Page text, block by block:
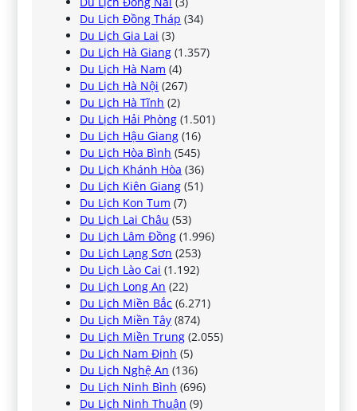
Du Lịch Đồng Tháp (34)
Du Lịch Gia Lai (3)
Du Lịch Hà Giang (1.357)
Du Lịch Hà Nam (4)
Du Lịch Hà Nội (267)
Du Lịch Hà Tĩnh (2)
Du Lịch Hải Phòng (1.501)
Du Lịch Hậu Giang (16)
Du Lịch Hòa Bình (545)
Du Lịch Khánh Hòa (36)
Du Lịch Kiên Giang (51)
Du Lịch Kon Tum (7)
Du Lịch Lai Châu (53)
Du Lịch Lâm Đồng (1.996)
Du Lịch Lạng Sơn (253)
Du Lịch Lào Cai (1.192)
Du Lịch Long An (22)
Du Lịch Miền Bắc (6.271)
Du Lịch Miền Tây (874)
Du Lịch Miền Trung (2.055)
Du Lịch Nam Định (5)
Du Lịch Nghệ An (136)
Du Lịch Ninh Bình (696)
Du Lịch Ninh Thuận (9)